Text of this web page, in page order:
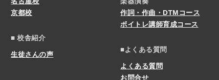
京都校
■ 校舎紹介
生徒さんの声
作詞・作曲・DTMコース
ボイトレ講師育成コース
■よくある質問
よくある質問
お問合せ